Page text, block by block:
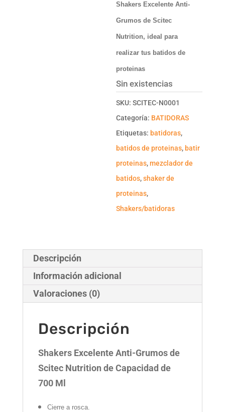
Shakers Excelente Anti-
Grumos de Scitec
Nutrition, ideal para
realizar tus batidos de
proteinas
Sin existencias
SKU:SCITEC-N0001
Categoría: BATIDORAS
Etiquetas: batidoras,
batidos de proteinas, batir
proteinas,mezclador de
batidos,shaker de
proteinas,
Shakers/batidoras
Descripción
Información adicional
Valoraciones (0)
Descripción
Shakers Excelente Anti-Grumos de
Scitec Nutrition de Capacidad de
700 Ml
Cierre a rosca.